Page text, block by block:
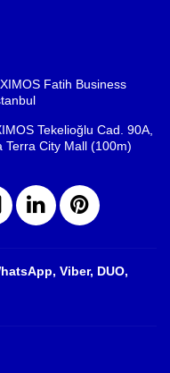
Fatih Business
Tekelioğlu Cad. 90A,
City Mall (100m)
Viber, DUO,